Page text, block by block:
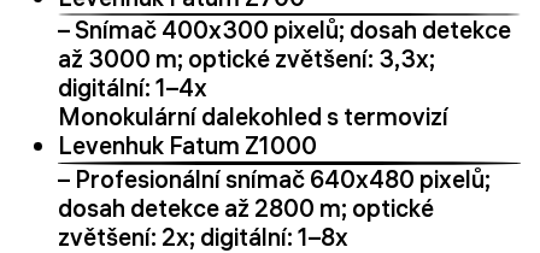
– Snímač 400x300 pixelů; dosah detekce
až 3000 m; optické zvětšení: 3,3x;
digitální: 1–4x
Monokulární dalekohled s termovizí
Levenhuk Fatum Z1000
– Profesionální snímač 640x480 pixelů;
dosah detekce až 2800 m; optické
zvětšení: 2x; digitální: 1–8x